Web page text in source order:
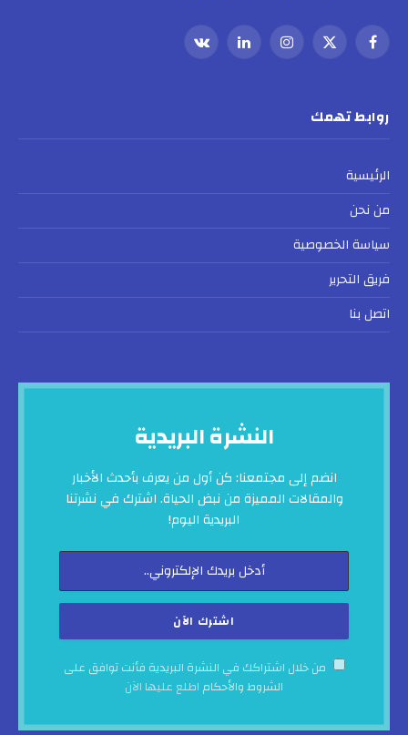
فيسبوك
X
الانستغراملينكدإنVKontakte
روابط تهمك
الرئيسية
من نحن
سياسة الخصوصية
فريق التحرير
اتصل بنا
النشرة البريدية
انضم إلى مجتمعنا: كن أول من يعرف بأحدث الأخبار
والمقالات المميزة من نبض الحياة. اشترك في نشرتنا
البريدية اليوم!
من خلال اشتراكك في النشرة البريدية فأنت توافق على
الشروط والأحكام اطلع عليها الآن